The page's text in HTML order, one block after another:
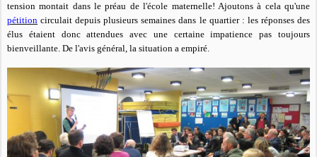
tension montait dans le préau de l'école maternelle! Ajoutons à cela qu'une
pétition circulait depuis plusieurs semaines dans le quartier : les réponses des
élus étaient donc attendues avec une certaine impatience pas toujours
bienveillante. De l'avis général, la situation a empiré.